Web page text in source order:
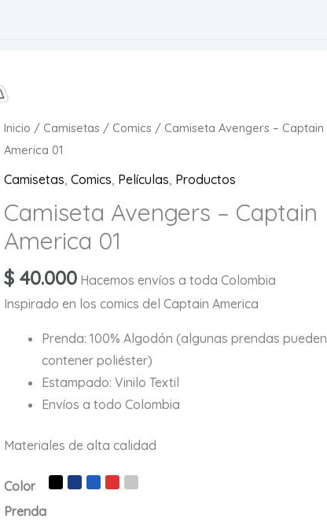
Inicio / Camisetas / Comics / Camiseta Avengers – Captain
America 01
Camisetas,Comics, Películas, Productos
Camiseta Avengers – Captain
America 01
$ 40.000 Hacemos envíos a toda Colombia
Inspirado en los comics del Captain America
Prenda: 100% Algodón (algunas prendas pueden
contener poliéster)
Estampado: Vinilo Textil
Envíos a todo Colombia
Materiales de alta calidad
Color
Prenda